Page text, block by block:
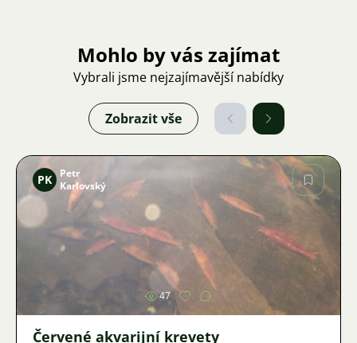
Mohlo by vás zajímat
Vybrali jsme nejzajímavější nabídky
Zobrazit vše
Obrázek
PK
Petr
Karlovský
47
Červené akvarijní krevety